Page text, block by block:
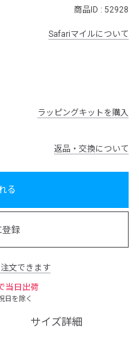
商品ID : 52928
Safariマイルについて
ラッピングキットを購入
返品・交換について
る
登録
文できます
当日出荷
日を除く
サイズ詳細